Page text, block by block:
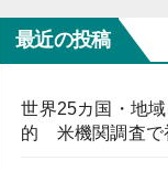
最近の投稿
世界25カ国・地
的 米機関調査で